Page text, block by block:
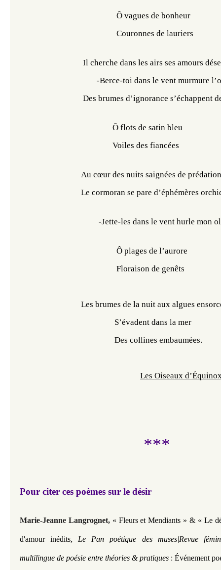
Ô vagues de bonheur
Couronnes de lauriers
Il cherche dans les airs ses amours
-Berce-toi dans le vent murmure
Des brumes d’ignorance s’échappent des
Ô flots de satin bleu
Voiles des fiancées
Au cœur des nuits saignées de prédations
Le cormoran se pare d’éphémères
-Jette-les dans le vent hurle mon
Ô plages de l’aurore
Floraison de genêts
Les brumes de la nuit aux algues
S’évadent dans la mer
Des collines embaumées.
Les Oiseaux
***
Pour citer ces poèmes sur le désir
Marie-Jeanne Langrognet, « Fleurs et Mendiants »& « Le
d'amour inédits, Le Pan poétique des muses|Revue
multilingue de poésie entre théories & pratiques : Événement